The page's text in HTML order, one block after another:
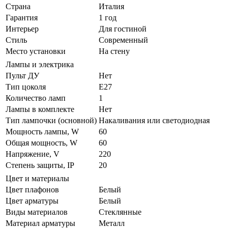
Страна
Италия
Гарантия
1 год
Интерьер
Для гостиной
Стиль
Современный
Место установки
На стену
Лампы и электрика
Пульт ДУ
Нет
Тип цоколя
E27
Количество ламп
1
Лампы в комплекте
Нет
Тип лампочки (основной) Накаливания или светодиодная
Мощность лампы, W
60
Общая мощность, W
60
Напряжение, V
220
Степень защиты, IP
20
Цвет и материалы
Цвет плафонов
Белый
Цвет арматуры
Белый
Виды материалов
Стеклянные
Материал арматуры
Металл